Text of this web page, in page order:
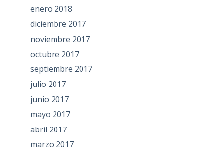
enero 2018
diciembre 2017
noviembre 2017
octubre 2017
septiembre 2017
julio 2017
junio 2017
mayo 2017
abril 2017
marzo 2017